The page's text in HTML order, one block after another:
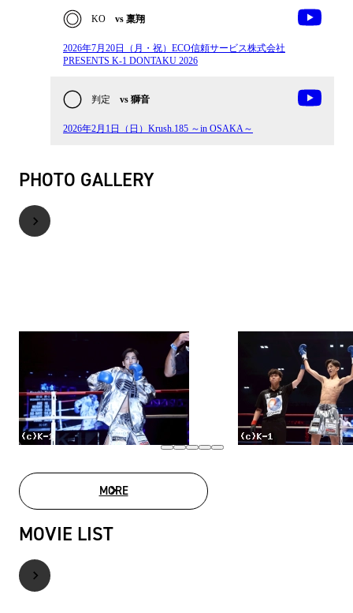
KO vs 稟翔
2026年7月20日（月・祝）ECO信頼サービス株式会社
PRESENTS K-1 DONTAKU 2026
判定 vs 獅音
2026年2月1日（日）Krush.185 ～in OSAKA～
PHOTO GALLERY
MOREPHOTO GALLERY
MOVIE LIST